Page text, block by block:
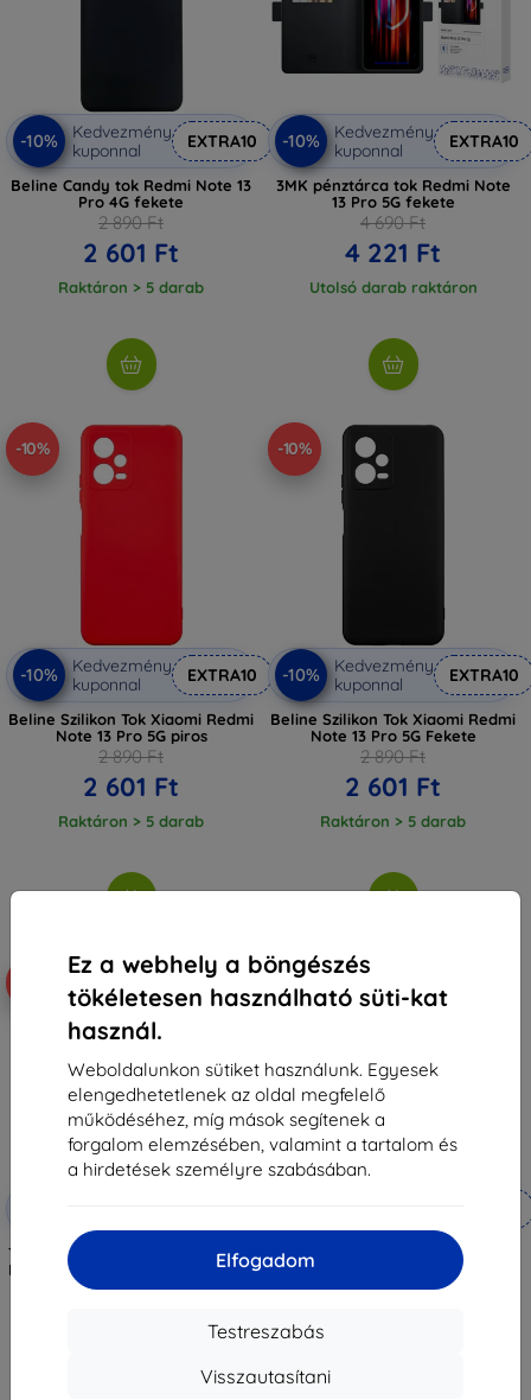
Ez a webhely a böngészés
tökéletesen használható süti-kat
használ.
Weboldalunkon sütiket használunk. Egyesek
elengedhetetlenek az oldal megfelelő
működéséhez, míg mások segítenek a
forgalom elemzésében, valamint a tartalom és
a hirdetések személyre szabásában.
Elfogadom
Testreszabás
Visszautasítani
-10%
Kedvezmény
kuponnal
EXTRA10
Beline Candy tok Redmi Note 13
Pro 4G fekete
2 890 Ft
2 601 Ft
Raktáron > 5 darab
-10%
Kedvezmény
kuponnal
EXTRA10
3MK pénztárca tok Redmi Note
13 Pro 5G fekete
4 690 Ft
4 221 Ft
Utolsó darab raktáron
-10%
-10%
Kedvezmény
kuponnal
EXTRA10
Beline Szilikon Tok Xiaomi Redmi
Note 13 Pro 5G piros
2 890 Ft
2 601 Ft
Raktáron > 5 darab
-10%
-10%
Kedvezmény
kuponnal
EXTRA10
Beline Szilikon Tok Xiaomi Redmi
Note 13 Pro 5G Fekete
2 890 Ft
2 601 Ft
Raktáron > 5 darab
Tech-Protect Velar Cam+ Xiaomi
Redmi Note 13 Pro 5G / POCO X6
5G fekete tok (5906302307647)
Raktáron > 5 darab
-27%
3MK Matt Case Redmi Note 13
3 190 Ft